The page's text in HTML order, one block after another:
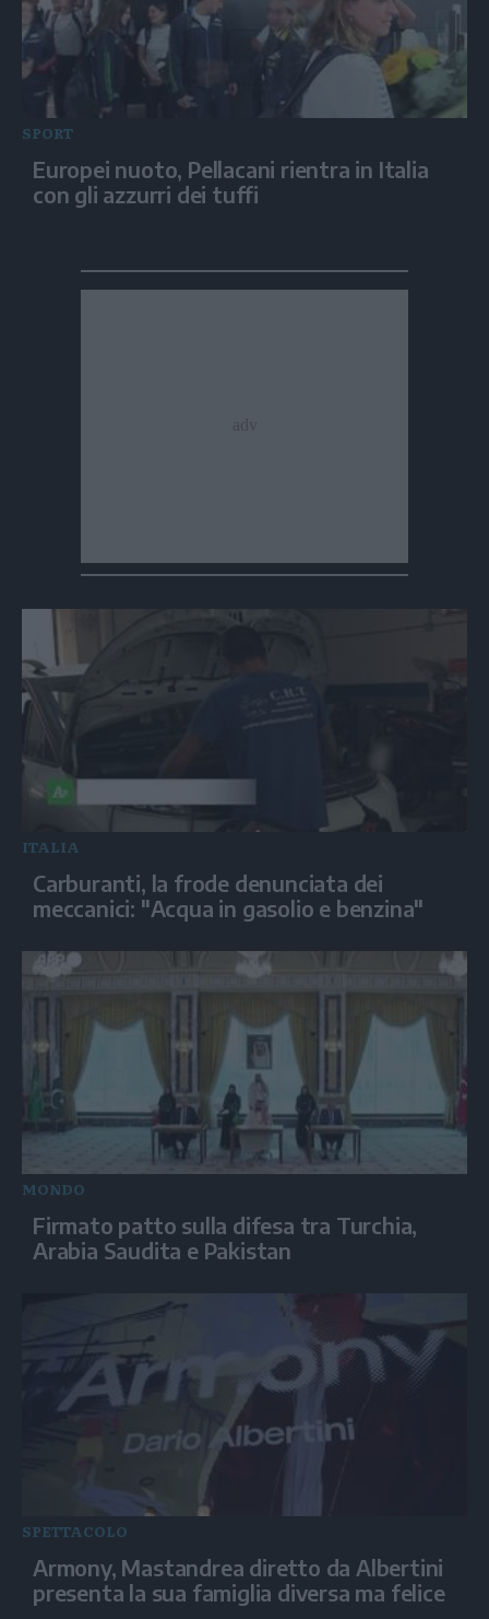
SPORT
Europei nuoto, Pellacani rientra in Italia
con gli azzurri dei tuffi
ITALIA
Carburanti, la frode denunciata dei
meccanici: "Acqua in gasolio e benzina"
MONDO
Firmato patto sulla difesa tra Turchia,
Arabia Saudita e Pakistan
SPETTACOLO
Armony, Mastandrea diretto da Albertini
presenta la sua famiglia diversa ma felice